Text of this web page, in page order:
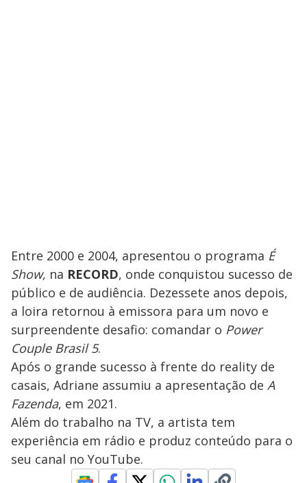
Entre 2000 e 2004, apresentou o programa É
Show, na RECORD, onde conquistou sucesso de
público e de audiência. Dezessete anos depois,
a loira retornou à emissora para um novo e
surpreendente desafio: comandar o Power
Couple Brasil 5.
Após o grande sucesso à frente do reality de
casais, Adriane assumiu a apresentação de A
Fazenda, em 2021.
Além do trabalho na TV, a artista tem
experiência em rádio e produz conteúdo para o
seu canal no YouTube.